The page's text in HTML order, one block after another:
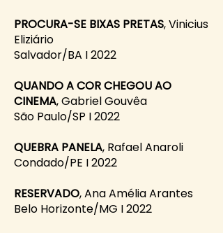
PROCURA-SE BIXAS PRETAS, Vinicius
Eliziário
Salvador/BA I 2022
QUANDO A COR CHEGOU AO
CINEMA, Gabriel Gouvêa
São Paulo/SP I 2022
QUEBRA PANELA, Rafael Anaroli
Condado/PE I 2022
RESERVADO, Ana Amélia Arantes
Belo Horizonte/MG I 2022